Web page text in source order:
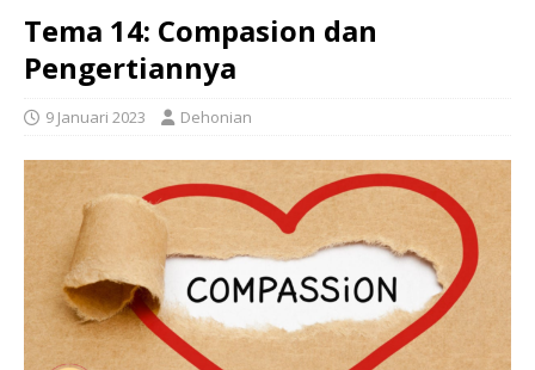
Tema 14: Compasion dan
Pengertiannya
9 Januari 2023 Dehonian